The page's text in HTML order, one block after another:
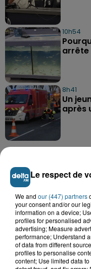
10h54
arrête
8h41
Un
après
A
Le respect de
We and our (447) partners
your consent and/or our
information on a device;
profiles for personalised
advertising; Measure
performance; Understand
of data from different
profiles to personalise
content; Use limited data